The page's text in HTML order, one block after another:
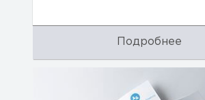
Подробнее